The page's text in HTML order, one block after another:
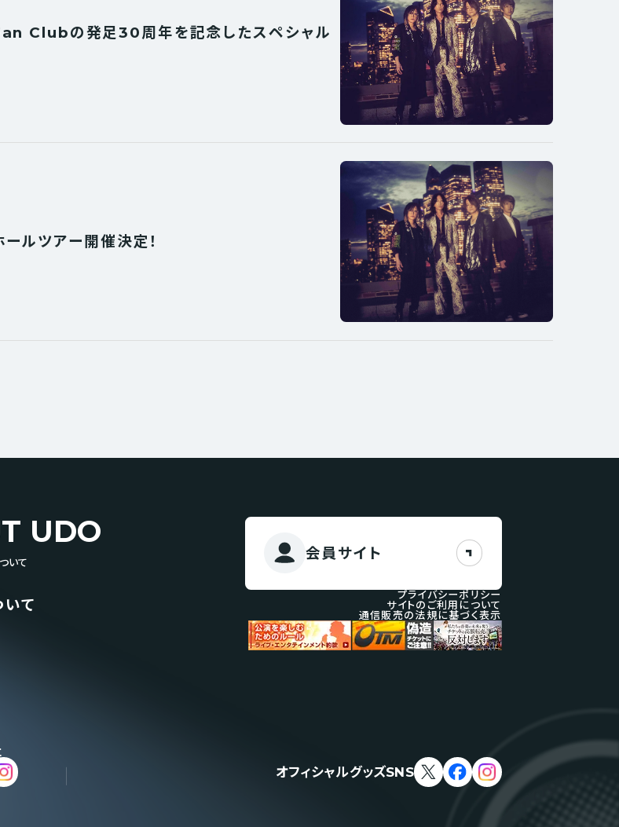
Fan Clubの発足30周年を記念したスペシャル
ルツアー開催決定！
UDO
いて
て
会員サイト
プライバシーポリシー
サイトのご利用について
通信販売の法規に基づく表示
オフィシャルグッズSNS